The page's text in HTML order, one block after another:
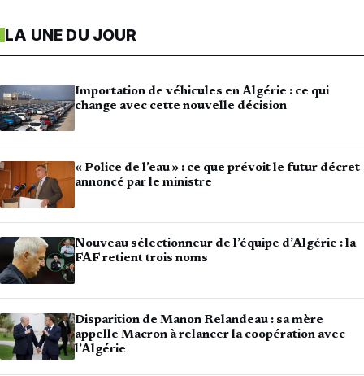
LA UNE DU JOUR
Importation de véhicules en Algérie : ce qui
change avec cette nouvelle décision
« Police de l’eau » : ce que prévoit le futur décret
annoncé par le ministre
Nouveau sélectionneur de l’équipe d’Algérie : la
FAF retient trois noms
Disparition de Manon Relandeau : sa mère
appelle Macron à relancer la coopération avec
l’Algérie